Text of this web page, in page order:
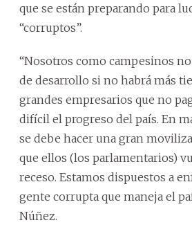
que se están preparando para
“corruptos”.
“Nosotros como campesinos
de desarrollo si no habrá más
grandes empresarios que no
difícil el progreso del país. En
se debe hacer una gran
que ellos (los parlamentarios)
receso. Estamos dispuestos a
gente corrupta que maneja el
Núñez.